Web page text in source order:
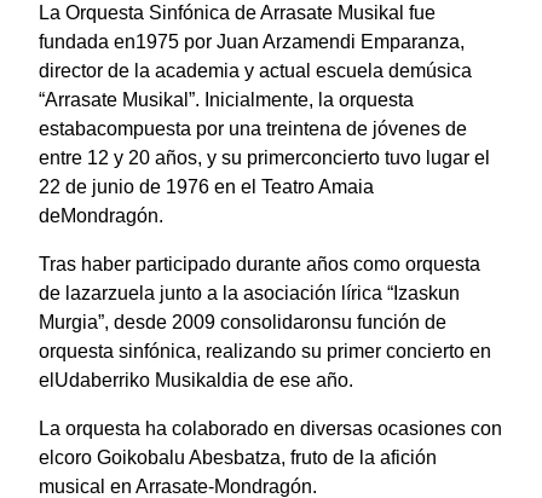
La Orquesta Sinfónica de Arrasate Musikal fue
fundada en1975 por Juan Arzamendi Emparanza,
director de la academia y actual escuela demúsica
“Arrasate Musikal”. Inicialmente, la orquesta
estabacompuesta por una treintena de jóvenes de
entre 12 y 20 años, y su primerconcierto tuvo lugar el
22 de junio de 1976 en el Teatro Amaia
deMondragón.
Tras haber participado durante años como orquesta
de lazarzuela junto a la asociación lírica “Izaskun
Murgia”, desde 2009 consolidaronsu función de
orquesta sinfónica, realizando su primer concierto en
elUdaberriko Musikaldia de ese año.
La orquesta ha colaborado en diversas ocasiones con
elcoro Goikobalu Abesbatza, fruto de la afición
musical en Arrasate-Mondragón.